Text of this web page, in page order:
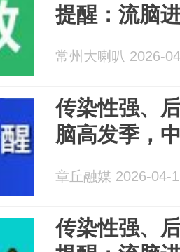
提醒：流脑
常州大喇叭 2026-
传染性强、
脑高发季，
章丘融媒 2026-04-
传染性强、